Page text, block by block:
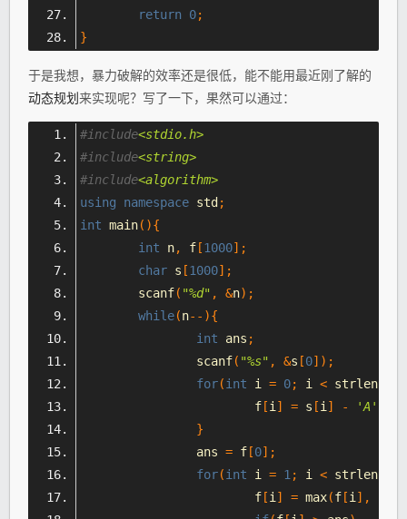
return 0;
}
于是我想，暴力破解的效率还是很低，能不能用最近刚了解的
动态规划来实现呢？写了一下，果然可以通过：
#include<stdio.h>
#include<string>
#include<algorithm>
using
namespace std ;
int main(){
int n, f [1000];
char s [1000];
	scanf
( "%d" , &n);
while(n--){
int ans ;
		scanf
( "%s" , &s [0]);
for(int i = 0; i < strlen
			f
[i ] = s [i ] - 'A'
}
		ans
= f [0];
for(int i = 1 ; i < strlen
			f
[i ] = max(f [i ],